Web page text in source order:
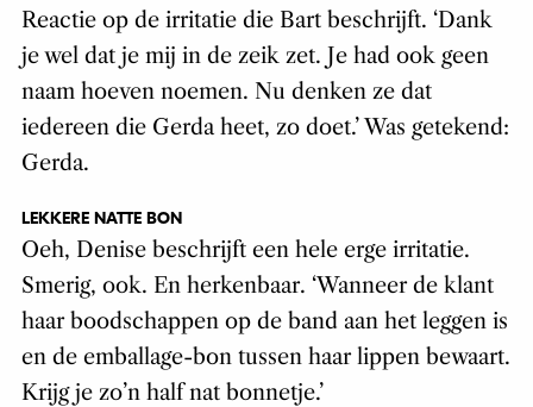
Reactie op de irritatie die Bart beschrijft. ‘Dank
je wel dat je mij in de zeik zet. Je had ook geen
naam hoeven noemen. Nu denken ze dat
iedereen die Gerda heet, zo doet.’ Was getekend:
Gerda.
LEKKERE NATTE BON
Oeh, Denise beschrijft een hele erge irritatie.
Smerig, ook. En herkenbaar. ‘Wanneer de klant
haar boodschappen op de band aan het leggen is
en de emballage-bon tussen haar lippen bewaart.
Krijg je zo’n half nat bonnetje.’